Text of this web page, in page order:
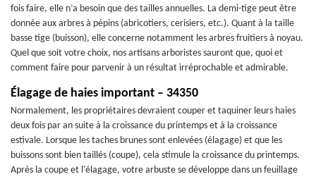
fois faire, elle n’a besoin que des tailles annuelles. La demi-tige peut être
donnée aux arbres à pépins (abricotiers, cerisiers, etc.). Quant à la taille
basse tige (buisson), elle concerne notamment les arbres fruitiers à noyau.
Quel que soit votre choix, nos artisans arboristes sauront que, quoi et
comment faire pour parvenir à un résultat irréprochable et admirable.
Élagage de haies important – 34350
Normalement, les propriétaires devraient couper et taquiner leurs haies
deux fois par an suite à la croissance du printemps et à la croissance
estivale. Lorsque les taches brunes sont enlevées (élagage) et que les
buissons sont bien taillés (coupe), cela stimule la croissance du printemps.
Après la coupe et l'élagage, votre arbuste se développe dans un feuillage